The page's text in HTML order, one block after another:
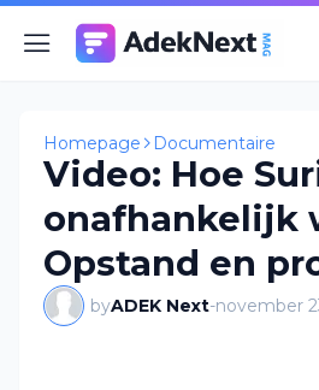
Homepage Documentaire
Video: Hoe
onafhankelijk
Opstand en
byADEK Next-november